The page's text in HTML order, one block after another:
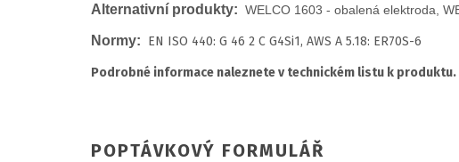
Alternativní produkty: WELCO 1603 - obalená elektroda,
Normy: EN ISO 440: G 46 2 C G4Si1, AWS A 5.18: ER70S-6
Podrobné informace naleznete v technickém listu k produktu.
POPTÁVKOVÝ FORMULÁŘ